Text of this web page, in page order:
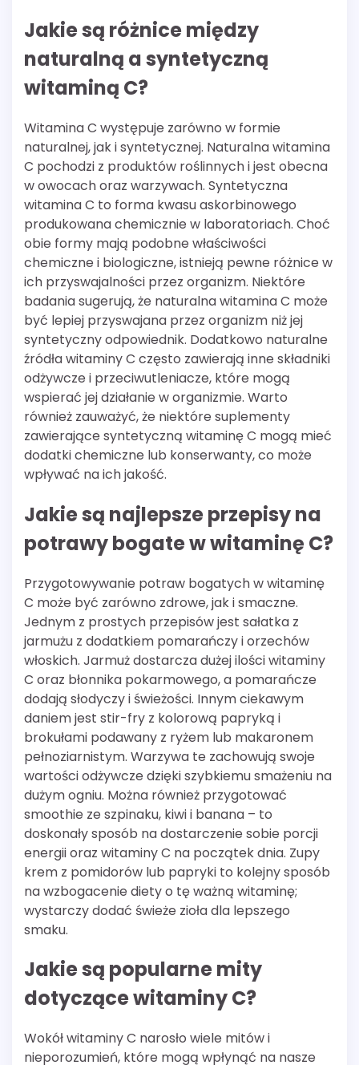
Jakie są różnice między
naturalną a syntetyczną
witaminą C?
Witamina C występuje zarówno w formie
naturalnej, jak i syntetycznej. Naturalna witamina
C pochodzi z produktów roślinnych i jest obecna
w owocach oraz warzywach. Syntetyczna
witamina C to forma kwasu askorbinowego
produkowana chemicznie w laboratoriach. Choć
obie formy mają podobne właściwości
chemiczne i biologiczne, istnieją pewne różnice w
ich przyswajalności przez organizm. Niektóre
badania sugerują, że naturalna witamina C może
być lepiej przyswajana przez organizm niż jej
syntetyczny odpowiednik. Dodatkowo naturalne
źródła witaminy C często zawierają inne składniki
odżywcze i przeciwutleniacze, które mogą
wspierać jej działanie w organizmie. Warto
również zauważyć, że niektóre suplementy
zawierające syntetyczną witaminę C mogą mieć
dodatki chemiczne lub konserwanty, co może
wpływać na ich jakość.
Jakie są najlepsze przepisy na
potrawy bogate w witaminę C?
Przygotowywanie potraw bogatych w witaminę
C może być zarówno zdrowe, jak i smaczne.
Jednym z prostych przepisów jest sałatka z
jarmużu z dodatkiem pomarańczy i orzechów
włoskich. Jarmuż dostarcza dużej ilości witaminy
C oraz błonnika pokarmowego, a pomarańcze
dodają słodyczy i świeżości. Innym ciekawym
daniem jest stir-fry z kolorową papryką i
brokułami podawany z ryżem lub makaronem
pełnoziarnistym. Warzywa te zachowują swoje
wartości odżywcze dzięki szybkiemu smażeniu na
dużym ogniu. Można również przygotować
smoothie ze szpinaku, kiwi i banana – to
doskonały sposób na dostarczenie sobie porcji
energii oraz witaminy C na początek dnia. Zupy
krem z pomidorów lub papryki to kolejny sposób
na wzbogacenie diety o tę ważną witaminę;
wystarczy dodać świeże zioła dla lepszego
smaku.
Jakie są popularne mity
dotyczące witaminy C?
Wokół witaminy C narosło wiele mitów i
nieporozumień, które mogą wpłynąć na nasze